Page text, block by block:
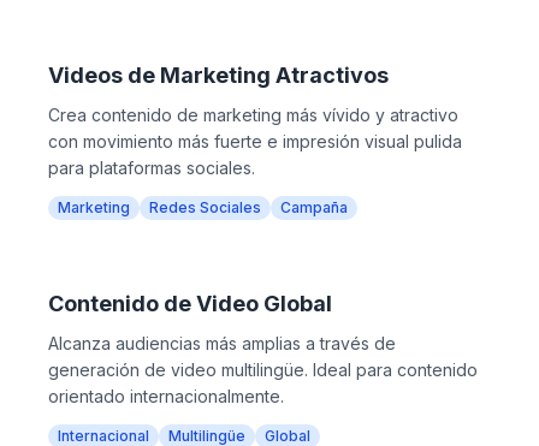
Videos de Marketing Atractivos
Crea contenido de marketing más vívido y atractivo
con movimiento más fuerte e impresión visual pulida
para plataformas sociales.
Marketing Redes Sociales Campaña
Contenido de Video Global
Alcanza audiencias más amplias a través de
generación de video multilingüe. Ideal para contenido
orientado internacionalmente.
Internacional Multilingüe Global